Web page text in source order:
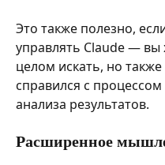
Это также полезно,
управлять Claude — вы
целом искать, но
справился с
анализа результатов.
Расширенное